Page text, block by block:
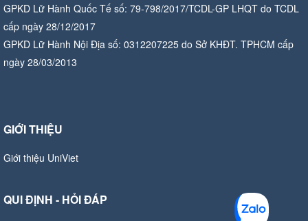
GPKD Lữ Hành Quốc Tế số: 79-798/2017/TCDL-GP LHQT do TCDL
cấp ngày 28/12/2017
GPKD Lữ Hành Nội Địa số: 0312207225 do Sở KHĐT. TPHCM cấp
ngày 28/03/2013
GIỚI THIỆU
Giới thiệu UniViet
QUI ĐỊNH - HỎI ĐÁP